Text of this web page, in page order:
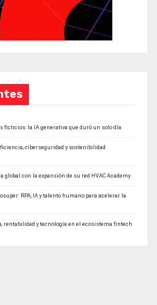
ficticios: la IA generativa que duró un solo día
ciberseguridad y sostenibilidad
global con la expansión de su red HVAC Academy
RPA, IA y talento humano para acelerar la
rentabilidad y tecnología en el ecosistema fintech